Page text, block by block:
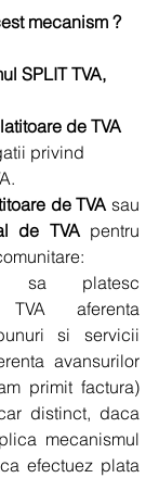
mecanism ?
SPLIT TVA,
de TVA
privind
de TVA sau
de TVA pentru
platesc
TVA aferenta
si servicii
avansurilor
primit factura)
distinct, daca
mecanismul
efectuez plata